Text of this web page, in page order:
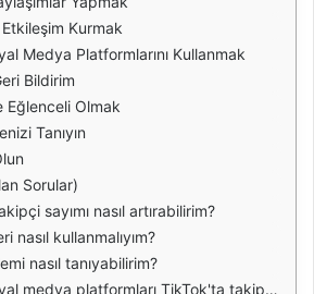
Kurmak
Medya Platformlarını Kullanmak
Bildirim
Eğlenceli Olmak
Tanıyın
Sorular)
sayımı nasıl artırabilirim?
nasıl kullanmalıyım?
nasıl tanıyabilirim?
platformları TikTok'ta takipçi kazanmama yardımcı olur mu?